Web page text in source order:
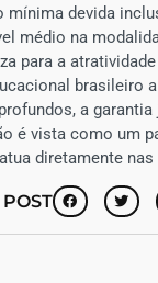
mínima devida
médio na
para a
brasileiro
a
é vista como um
diretamente nas